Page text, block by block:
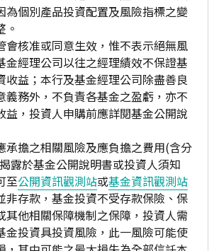
為個別產品投資配置及風險指標之變
。
會核准或同意生效，惟不表示絕無風
金經理公司以往之經理績效不保證基
收益；本行及基金經理公司除盡善良
義務外，不負責各基金之盈虧，亦不
益，投資人申購前應詳閱基金公開說
承擔之相關風險及應負擔之費用(含分
露於基金公開說明書或投資人須知
至公開資訊觀測站或基金資訊觀測站
非存款，基金投資不受存款保險、保
其他相關保障機制之保障，投資人需
金投資具投資風險，此一風險可能使